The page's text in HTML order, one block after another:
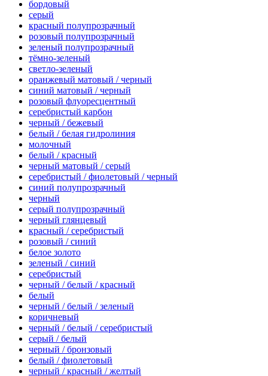
бордовый
серый
красный полупрозрачный
розовый полупрозрачный
зеленый полупрозрачный
тёмно-зеленый
светло-зеленый
оранжевый матовый / черный
синий матовый / черный
розовый флуоресцентный
серебристый карбон
черный / бежевый
белый / белая гидролиния
молочный
белый / красный
черный матовый / серый
серебристый / фиолетовый / черный
синий полупрозрачный
черный
серый полупрозрачный
черный глянцевый
красный / серебристый
розовый / синий
белое золото
зеленый / синий
серебристый
черный / белый / красный
белый
черный / белый / зеленый
коричневый
черный / белый / серебристый
серый / белый
черный / бронзовый
белый / фиолетовый
черный / красный / желтый